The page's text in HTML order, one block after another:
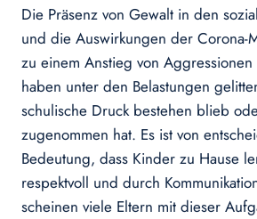
Die Präsenz von Gewalt in den
und die Auswirkungen der Corona-
zu einem Anstieg von
haben unter den Belastungen
schulische Druck bestehen blieb
zugenommen hat. Es ist von
Bedeutung, dass Kinder zu Hause
respektvoll und durch
scheinen viele Eltern mit dieser